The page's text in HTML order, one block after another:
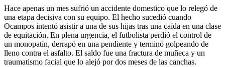
Hace apenas un mes sufrió un accidente domestico que lo relegó de
una etapa decisiva con su equipo. El hecho sucedió cuando
Ocampos intentó asistir a una de sus hijas tras una caída en una clase
de equitación. En plena urgencia, el futbolista perdió el control de
un monopatín, derrapó en una pendiente y terminó golpeando de
lleno contra el asfalto. El saldo fue una fractura de muñeca y un
traumatismo facial que lo alejó por dos meses de las canchas.